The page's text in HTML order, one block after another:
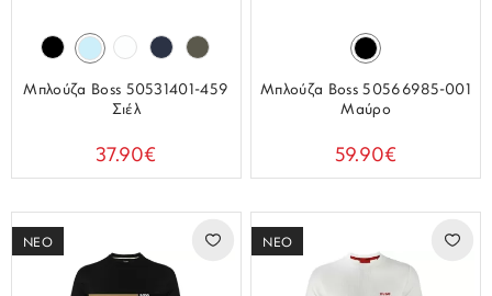
Μπλούζα Boss 50531401-459
Σιέλ
37.90€
Μπλούζα Boss 50566985-001
Μαύρο
59.90€
ΝΕΟ ΝΕΟ